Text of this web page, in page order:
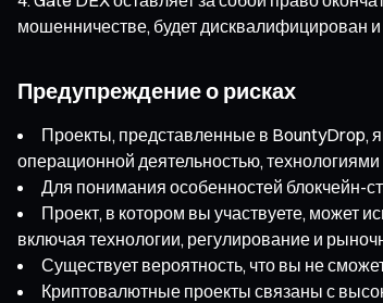
мошенничестве, будет дисквалифицирован
Предупреждение о рисках
Проекты, представленные в BountyDrop,
операционной деятельностью,
Для понимания особенностей блокчейн-
Проект, в котором вы участвуете, может
включая технологии, регулирование и
Существует вероятность, что вы не
Криптовалютные проекты связаны с